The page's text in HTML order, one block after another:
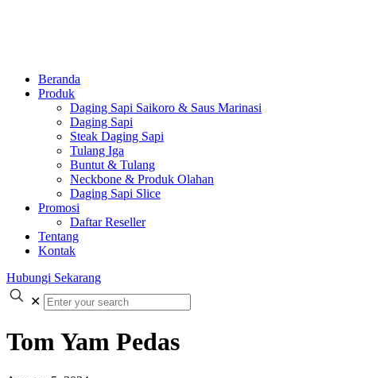
Beranda
Produk
Daging Sapi Saikoro & Saus Marinasi
Daging Sapi
Steak Daging Sapi
Tulang Iga
Buntut & Tulang
Neckbone & Produk Olahan
Daging Sapi Slice
Promosi
Daftar Reseller
Tentang
Kontak
Hubungi Sekarang
✕
Tom Yam Pedas